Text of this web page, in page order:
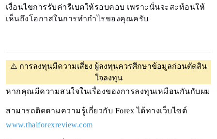
เงื่อนไขการรับค่ารีเบตให้รอบคอบ เพราะนั่นจะสะท้อนให้
เห็นถึงโอกาสในการทำกำไรของคุณครับ
⚠️ การลงทุนมีความเสี่ยง ผู้ลงทุนควรศึกษาข้อมูลก่อนตัดสิน
ใจลงทุน
www.thaiforexreview.com